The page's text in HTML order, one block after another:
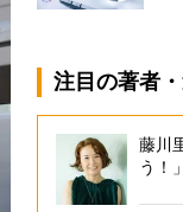
注目の著者
藤川
う！」